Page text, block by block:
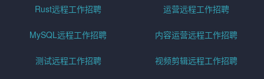
Rust远程工作招聘 运营远程工作招聘
MySQL远程工作招聘 内容运营远程工作招聘
测试远程工作招聘 视频剪辑远程工作招聘